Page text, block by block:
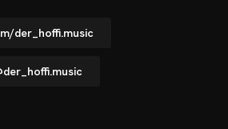
der_hoffi.music